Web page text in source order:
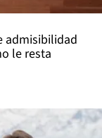
admisibilidad
le resta